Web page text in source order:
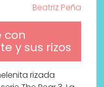
Beatriz Peña
con
y sus rizos
rizada